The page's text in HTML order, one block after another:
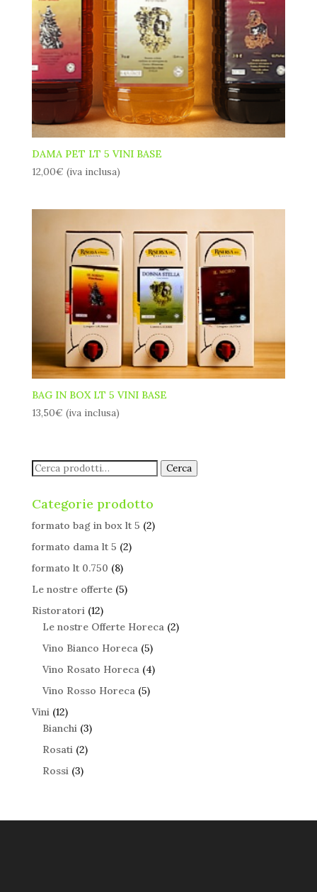
DAMA PET LT 5 VINI BASE
12,00€ (iva inclusa)
BAG IN BOX LT 5 VINI BASE
13,50€ (iva inclusa)
Cerca: Cerca
Categorie prodotto
formato bag in box lt 5 (2)
formato dama lt 5 (2)
formato lt 0.750 (8)
Le nostre offerte (5)
Ristoratori (12)
Le nostre Offerte Horeca (2)
Vino Bianco Horeca (5)
Vino Rosato Horeca (4)
Vino Rosso Horeca (5)
Vini (12)
Bianchi (3)
Rosati (2)
Rossi (3)